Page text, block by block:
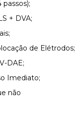
+ DVA;
de Elétrodos;
DAE;
Imediato;
não